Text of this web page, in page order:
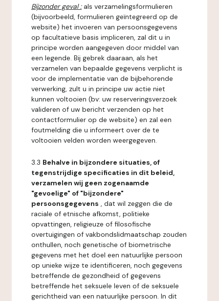
Bijzonder geval : als verzamelingsformulieren
(bijvoorbeeld, formulieren geïntegreerd op de
website) het invoeren van persoonsgegevens
op facultatieve basis impliceren, zal dit u in
principe worden aangegeven door middel van
een legende. Bij gebrek daaraan, als het
verzamelen van bepaalde gegevens verplicht is
voor de implementatie van de bijbehorende
verwerking, zult u in principe uw actie niet
kunnen voltooien (bv: uw reserveringsverzoek
valideren of uw bericht verzenden op het
contactformulier op de website) en zal een
foutmelding die u informeert over de te
voltooien velden worden weergegeven.
3.3 Behalve in bijzondere situaties, of
tegenstrijdige specificaties in dit beleid,
verzamelen wij geen zogenaamde
"gevoelige" of "bijzondere"
persoonsgegevens , dat wil zeggen die de
raciale of etnische afkomst, politieke
opvattingen, religieuze of filosofische
overtuigingen of vakbondslidmaatschap zouden
onthullen, noch genetische of biometrische
gegevens met het doel een natuurlijke persoon
op unieke wijze te identificeren, noch gegevens
betreffende de gezondheid of gegevens
betreffende het seksuele leven of de seksuele
gerichtheid van een natuurlijke persoon. In dit